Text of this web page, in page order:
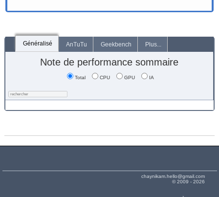
Généralisé AnTuTu Geekbench Plus...
Note de performance sommaire
Total CPU GPU IA
chaynikam.hello@gmail.com
© 2009 - 2026